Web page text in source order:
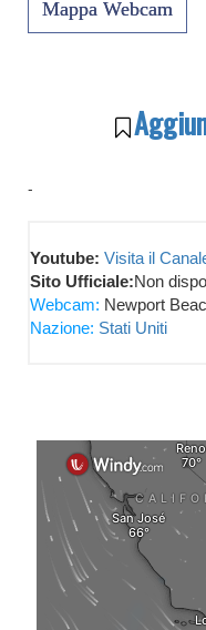
Mappa Webcam
-
Youtube: Visita il
Sito Ufficiale:Non
Webcam: Newport
Nazione: Stati Uniti